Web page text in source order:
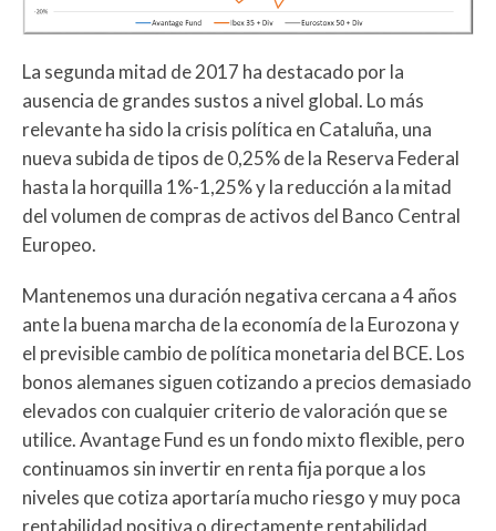
La segunda mitad de 2017 ha destacado por la
ausencia de grandes sustos a nivel global. Lo más
relevante ha sido la crisis política en Cataluña, una
nueva subida de tipos de 0,25% de la Reserva Federal
hasta la horquilla 1%-1,25% y la reducción a la mitad
del volumen de compras de activos del Banco Central
Europeo.
Mantenemos una duración negativa cercana a 4 años
ante la buena marcha de la economía de la Eurozona y
el previsible cambio de política monetaria del BCE. Los
bonos alemanes siguen cotizando a precios demasiado
elevados con cualquier criterio de valoración que se
utilice. Avantage Fund es un fondo mixto flexible, pero
continuamos sin invertir en renta fija porque a los
niveles que cotiza aportaría mucho riesgo y muy poca
rentabilidad positiva o directamente rentabilidad